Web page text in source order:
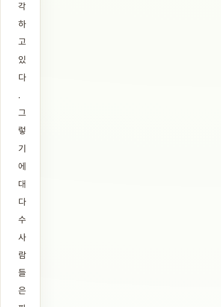
각
하
고
있
다
.
그
렇
기
에
대
다
수
사
람
들
은